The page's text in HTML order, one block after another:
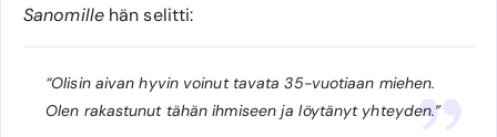
Sanomillehän selitti:
“Olisin aivan hyvin voinut tavata 35-vuotiaan miehen.
Olen rakastunut tähän ihmiseen ja löytänyt yhteyden.”